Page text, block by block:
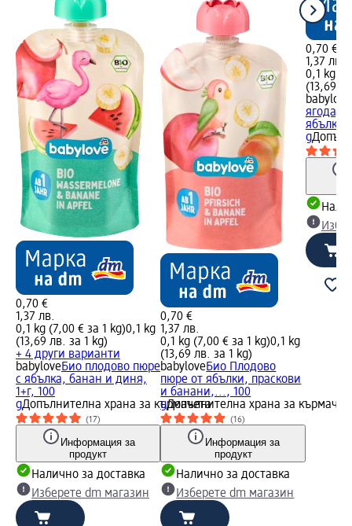
0,70 €
1,37 лв.
0,1 kg (7,00 € за 1 kg)0,1 kg
(13,69 лв. за 1 kg)
+ 4 други варианти
babyloveБио плодово пюре
с ябълка, банан и диня,
1+г, 100
gДопълнителна храна за кърмачета
(17)
Информация за
продукт
Налично за доставка
Изберете dm магазин
0,70 €
1,37 лв.
0,1 kg (7,00 € за 1 kg)0,1 kg
(13,69 лв. за 1 kg)
babyloveБио Плодово
пюре от ябълки, праскови
и банани,..., 100
gДопълнителна храна за
(16)
Информация за
продукт
Налично за доставка
Изберете dm магазин
0,70 €
1,37 лв.
0,1 kg
(13,69
babylove
ягода,
ябълка,
g